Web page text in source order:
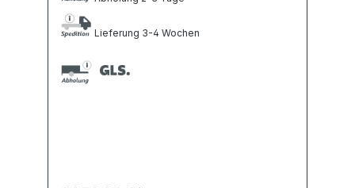
Lieferung 3-4 Wochen